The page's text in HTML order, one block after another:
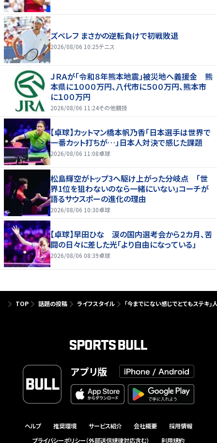
ズベレフ まさかの逆転負けで初戦敗退
2026/08/06 10:25テニス
ＪＲＡが「令和８年熊本地震」被災地へ義援金 熊
本県に１０００万円、八代市に５００万円、熊本市
に１００万円
2026/08/06 11:24その他競技
【卓球】カットマン橋本帆乃香「日本選手は世界で
一番カット打ちが…」日本人対決で感じた課題
2026/08/06 11:08卓球
松島輝空がトップ3へ駆け上がった分岐点 「世
界1位を狙わないのなら一緒にいない」コーチが
語るサウスポーの進化の理由
2026/08/06 10:30卓球
【卓球】早田ひな 涙の国内選考会から２カ月、苦
闘の日々に差した光「より自由になっている」
2026/08/06 08:39卓球
TOP 話題の投稿 ライフスタイル 「今までにない感じでとてもステキ
アプリ版
ヘルプ 推奨環境 サービス紹介 会社概要
採用情報
プライバシーポリシー（外部送信規律対応含む）
利用規約